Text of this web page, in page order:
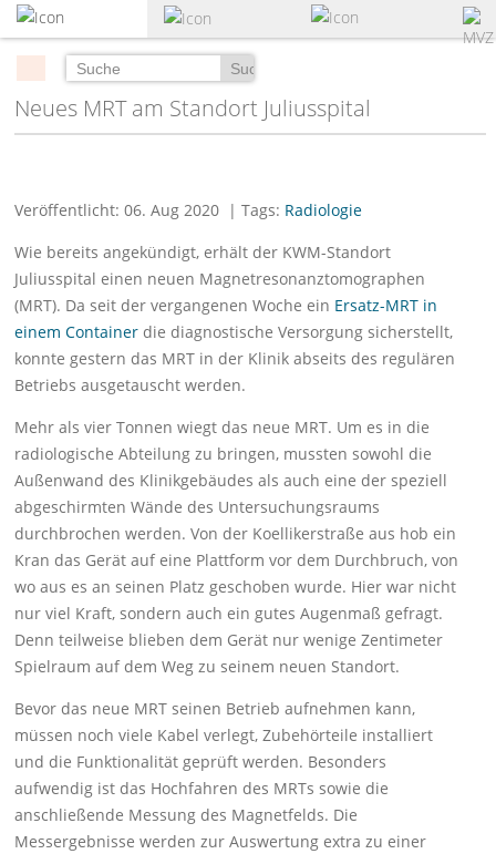
zum
Hauptinhalt
Suchen
Neues MRT am Standort Juliusspital
Veröffentlicht: 06. Aug 2020 | Tags: Radiologie
Wie bereits angekündigt, erhält der KWM-Standort
Juliusspital einen neuen Magnetresonanztomographen
(MRT). Da seit der vergangenen Woche ein Ersatz-MRT in
einem Container die diagnostische Versorgung sicherstellt,
konnte gestern das MRT in der Klinik abseits des regulären
Betriebs ausgetauscht werden.
Mehr als vier Tonnen wiegt das neue MRT. Um es in die
radiologische Abteilung zu bringen, mussten sowohl die
Außenwand des Klinikgebäudes als auch eine der speziell
abgeschirmten Wände des Untersuchungsraums
durchbrochen werden. Von der Koellikerstraße aus hob ein
Kran das Gerät auf eine Plattform vor dem Durchbruch, von
wo aus es an seinen Platz geschoben wurde. Hier war nicht
nur viel Kraft, sondern auch ein gutes Augenmaß gefragt.
Denn teilweise blieben dem Gerät nur wenige Zentimeter
Spielraum auf dem Weg zu seinem neuen Standort.
Bevor das neue MRT seinen Betrieb aufnehmen kann,
müssen noch viele Kabel verlegt, Zubehörteile installiert
und die Funktionalität geprüft werden. Besonders
aufwendig ist das Hochfahren des MRTs sowie die
anschließende Messung des Magnetfelds. Die
Messergebnisse werden zur Auswertung extra zu einer